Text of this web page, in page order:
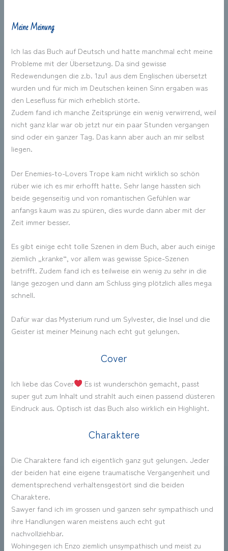
Meine Meinung
Ich las das Buch auf Deutsch und hatte manchmal echt meine
Probleme mit der Übersetzung. Da sind gewisse
Redewendungen die z.b. 1zu1 aus dem Englischen übersetzt
wurden und für mich im Deutschen keinen Sinn ergaben was
den Lesefluss für mich erheblich störte.
Zudem fand ich manche Zeitsprünge ein wenig verwirrend, weil
nicht ganz klar war ob jetzt nur ein paar Stunden vergangen
sind oder ein ganzer Tag. Das kann aber auch an mir selbst
liegen.
Der Enemies-to-Lovers Trope kam nicht wirklich so schön
rüber wie ich es mir erhofft hatte. Sehr lange hassten sich
beide gegenseitig und von romantischen Gefühlen war
anfangs kaum was zu spüren, dies wurde dann aber mit der
Zeit immer besser.
Es gibt einige echt tolle Szenen in dem Buch, aber auch einige
ziemlich „kranke“, vor allem was gewisse Spice-Szenen
betrifft. Zudem fand ich es teilweise ein wenig zu sehr in die
länge gezogen und dann am Schluss ging plötzlich alles mega
schnell.
Dafür war das Mysterium rund um Sylvester, die Insel und die
Geister ist meiner Meinung nach echt gut gelungen.
Cover
Ich liebe das Cover
Es ist wunderschön gemacht, passt
super gut zum Inhalt und strahlt auch einen passend düsteren
Eindruck aus. Optisch ist das Buch also wirklich ein Highlight.
Charaktere
Die Charaktere fand ich eigentlich ganz gut gelungen. Jeder
der beiden hat eine eigene traumatische Vergangenheit und
dementsprechend verhaltensgestört sind die beiden
Charaktere.
Sawyer fand ich im grossen und ganzen sehr sympathisch und
ihre Handlungen waren meistens auch echt gut
nachvollziehbar.
Wohingegen ich Enzo ziemlich unsympathisch und meist zu